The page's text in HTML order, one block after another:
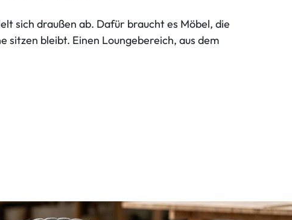
sich draußen ab. Dafür braucht es Möbel, die
sitzen bleibt. Einen Loungebereich, aus dem